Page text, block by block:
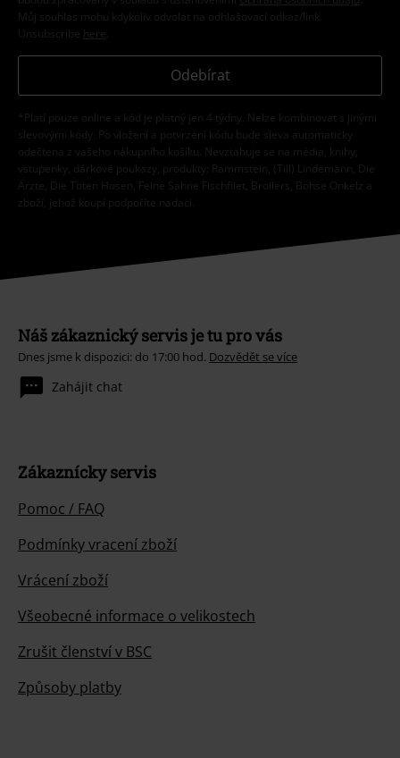
Můj souhlas mohu kdykoliv odvolat na odhlašovací odkaz/link.
Unsubscribe here
Odebírat
*Platí pouze online a kód je platný jen 4 týdny. Nelze kombinovat s jinými
slevovými kódy. Po vložení a potvrzení kódu bude sleva automaticky
odečtena z vašeho nákupního košíku. Nevztahuje se na média, knihy,
vstupenky, dárkové poukazy, produkty: Rammstein, (Till) Lindemann, Die
Ärzte, Die Toten Hosen, Feine Sahne Fischfilet, Broilers, Böhse Onkelz a
zboží, jehož koupí podpoříte nadaci.
Náš zákaznický servis je tu pro vás
Dnes jsme k dispozici: do 17:00 hod. Dozvědět se více
Zahájit chat
Zákaznícky servis
Pomoc / FAQ
Podmínky vracení zboží
Vrácení zboží
Všeobecné informace o velikostech
Zrušit členství v BSC
Způsoby platby